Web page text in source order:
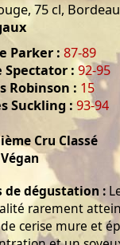
75 cl,
Parker : 87-89
Spectator : 92-95
Robinson : 15
Suckling : 93-94
Cru Classé
de dégustation :
rarement
cerise mure et